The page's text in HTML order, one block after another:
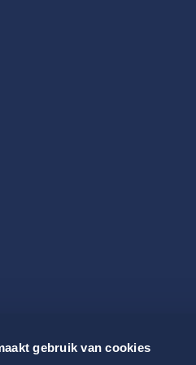
gebruik van cookies